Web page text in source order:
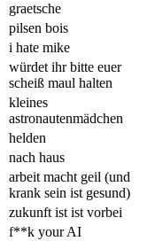
graetsche
pilsen bois
i hate mike
würdet ihr bitte euer
scheiß maul halten
kleines
astronautenmädchen
helden
nach haus
arbeit macht geil (und
krank sein ist gesund)
zukunft ist ist vorbei
f**k your AI